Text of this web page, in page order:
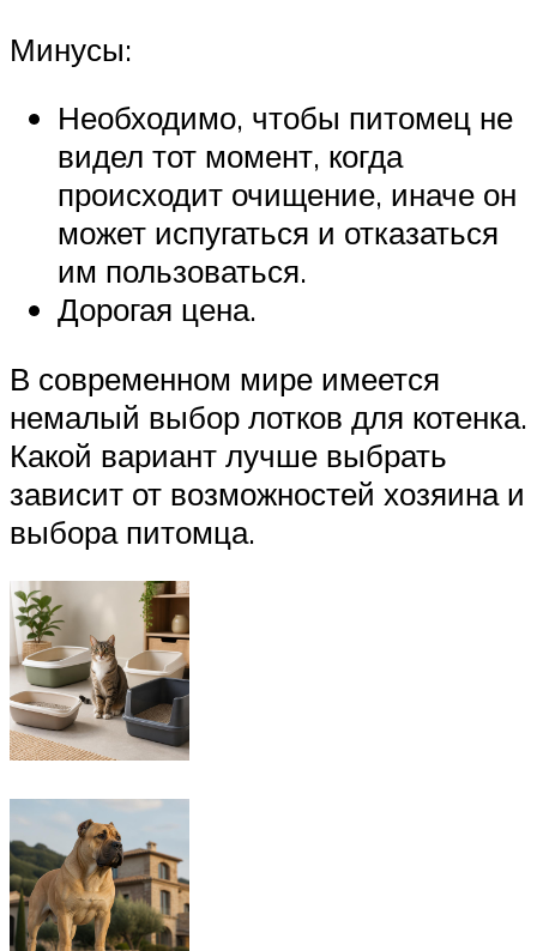
Минусы:
Необходимо, чтобы питомец не
видел тот момент, когда
происходит очищение, иначе он
может испугаться и отказаться
им пользоваться.
Дорогая цена.
В современном мире имеется
немалый выбор лотков для котенка.
Какой вариант лучше выбрать
зависит от возможностей хозяина и
выбора питомца.